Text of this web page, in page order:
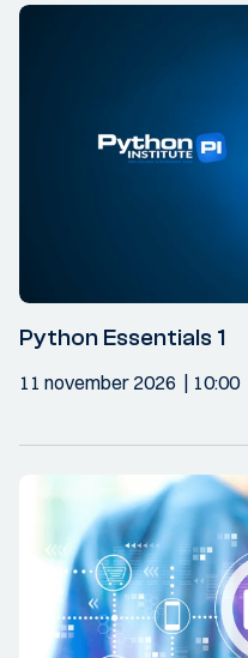
Python Essentials 1
11 november 2026 10:00